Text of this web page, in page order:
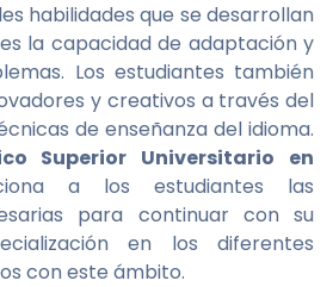
habilidades que se desarrollan
la capacidad de adaptación y
Los estudiantes también
y creativos a través del
de enseñanza del idioma.
Superior Universitario en
a los estudiantes las
para continuar con su
en los diferentes
con este ámbito.